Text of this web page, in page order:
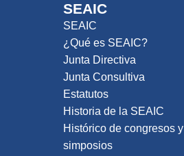
SEAIC
SEAIC
¿Qué es SEAIC?
Junta Directiva
Junta Consultiva
Estatutos
Historia de la SEAIC
Histórico de congresos y
simposios